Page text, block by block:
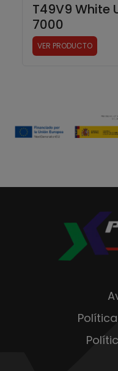
T49V9 White
7000
VER PRODUCTO